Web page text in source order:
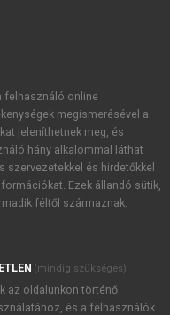
akcióiról.
Zrt. újdonságairól,
tudomásul
, valamint a szotar.netés a
felhasználó online
megismerésével a
jeleníthetnek meg, és
hány alkalommal láthat
szervezetekkel és hirdetőkkel
Ezek állandó sütik,
féltől származnak.
(mindig szükséges)
az oldalunkon történő
és a felhasználók